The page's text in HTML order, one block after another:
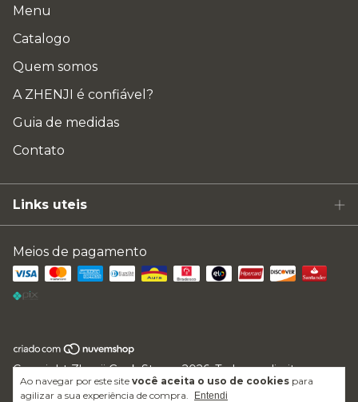
Ao navegar por este site você aceita o uso de cookies para
agilizar a sua experiência de compra.
Entendi
Menu
Catalogo
Quem somos
A ZHENJI é confiável?
Guia de medidas
Contato
Links uteis
Meios de pagamento
Copyright Zhenji Geek Store - 2026. Todos os direitos
reservados.